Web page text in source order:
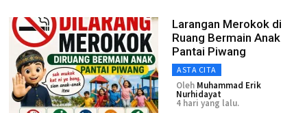
Larangan Merokok di
Ruang Bermain Anak
Pantai Piwang
ASTA CITA
Oleh Muhammad Erik
Nurhidayat
4 hari yang lalu.